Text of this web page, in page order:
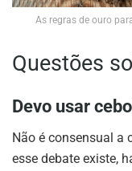
As regras de ouro
Questões
Devo usar
Não é consensual a
esse debate existe,